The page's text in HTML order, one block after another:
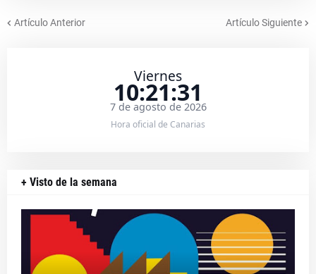
Artículo Anterior Artículo Siguiente
Viernes
10:21:31
7 de agosto de 2026
Hora oficial de Canarias
+ Visto de la semana